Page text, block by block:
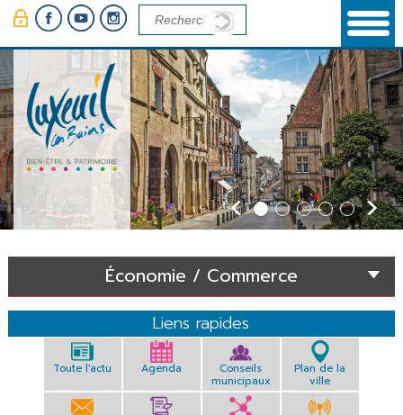
Économie / Commerce
Liens rapides
Toute l'actu Agenda
Conseils
municipaux
Plan de la
ville
Panneau de gestion des cookies